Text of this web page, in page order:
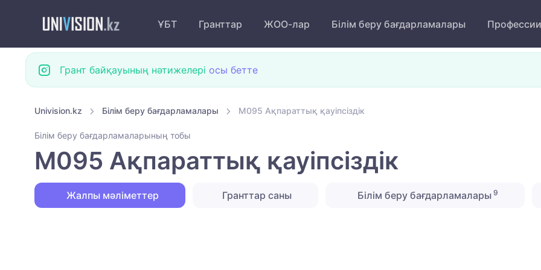
ҰБТ Гранттар ЖОО-лар Білім беру бағдарламалары Профессии
Грант байқауының нәтижелері осы бетте
Univision.kz Білім беру бағдарламалары M095 Ақпараттық қауіпсіздік
Білім беру бағдарламаларының тобы
M095 Ақпараттық қауіпсіздік
Жалпы мәліметтер Гранттар саны Білім беру бағдарламалары9